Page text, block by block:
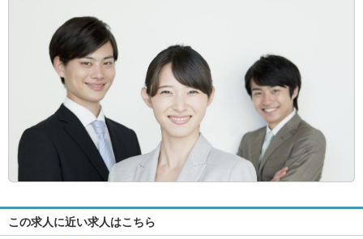
この求人に近い求人はこちら